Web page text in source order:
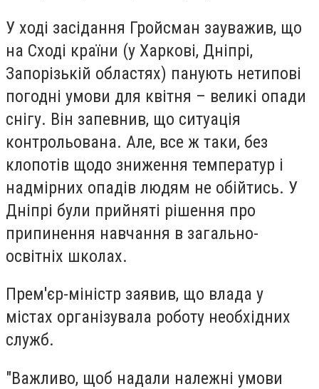
У ході засідання Гройсман зауважив, що
на Сході країни (у Харкові, Дніпрі,
Запорізькій областях) панують нетипові
погодні умови для квітня – великі опади
снігу. Він запевнив, що ситуація
контрольована. Але, все ж таки, без
клопотів щодо зниження температур і
надмірних опадів людям не обійтись. У
Дніпрі були прийняті рішення про
припинення навчання в загально-
освітніх школах.
Прем'єр-міністр заявив, що влада у
містах організувала роботу необхідних
служб.
"Важливо, щоб надали належні умови